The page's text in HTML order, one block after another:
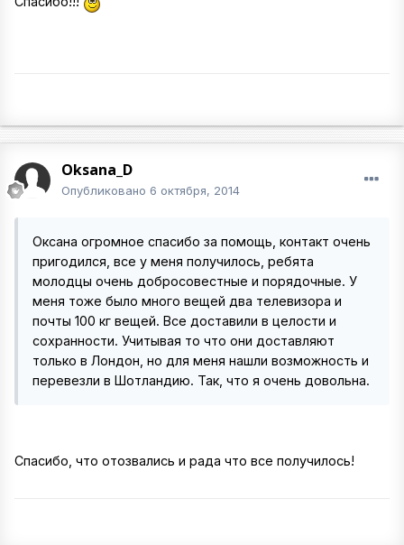
Oksana_D
Опубликовано 6 октября, 2014
Оксана огромное спасибо за помощь, контакт очень
пригодился, все у меня получилось, ребята
молодцы очень добросовестные и порядочные. У
меня тоже было много вещей два телевизора и
почты 100 кг вещей. Все доставили в целости и
сохранности. Учитывая то что они доставляют
только в Лондон, но для меня нашли возможность и
перевезли в Шотландию. Так, что я очень довольна.
Спасибо, что отозвались и рада что все получилось!